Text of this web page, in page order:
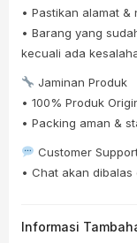
• Pastikan alamat
• Barang yang
kecuali ada
Jaminan Produk
• 100% Produk
• Packing aman &
Customer
• Chat akan
Informasi